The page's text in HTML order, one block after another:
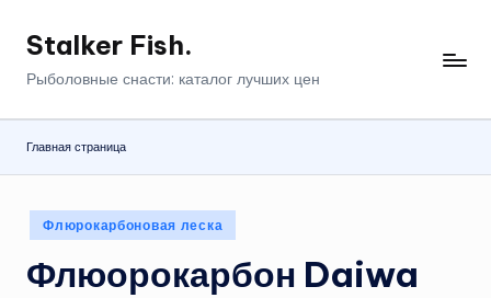
Перейти
Stalker Fish.
Рыболовные снасти: каталог лучших цен
Главная страница
Опубликовано
в
Флюрокарбоновая леска
Флюорокарбон Daiwa